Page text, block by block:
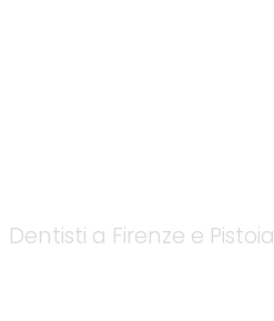
Dentisti a Firenze e Pistoia